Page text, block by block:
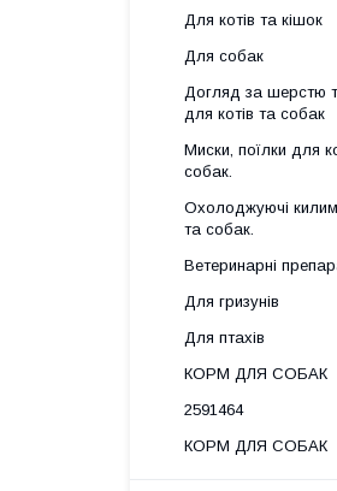
Для котів та кішок
Для собак
Догляд за шерстю
для котів та собак
Миски, поїлки для
собак.
Охолоджуючі
та собак.
Ветеринарні
Для гризунів
Для птахів
КОРМ ДЛЯ СОБАК
2591464
КОРМ ДЛЯ СОБАК